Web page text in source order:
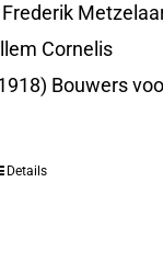
Cornelis
Bouwers
Details